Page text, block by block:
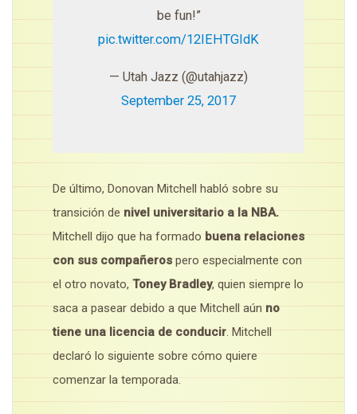
be fun!”
pic.twitter.com/12IEHTGIdK
— Utah Jazz (@utahjazz)
September 25, 2017
De último, Donovan Mitchell habló sobre su
transición de nivel universitario a la NBA.
Mitchell dijo que ha formado buena relaciones
con sus compañeros pero especialmente con
el otro novato, Toney Bradley, quien siempre lo
saca a pasear debido a que Mitchell aún no
tiene una licencia de conducir. Mitchell
declaró lo siguiente sobre cómo quiere
comenzar la temporada.